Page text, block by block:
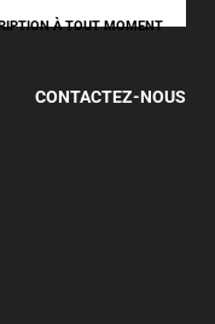
À TOUT MOMENT
CONTACTEZ-NOUS